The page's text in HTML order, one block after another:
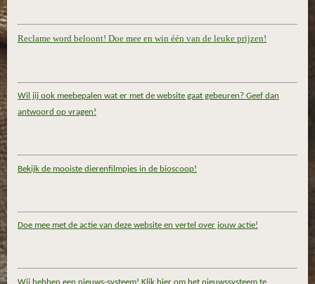
Reclame word beloont! Doe mee en win één van de leuke prijzen!
Wil jij ook meebepalen wat er met de website gaat gebeuren? Geef dan
antwoord op vragen!
Bekijk de mooiste dierenfilmpjes in de bioscoop!
Doe mee met de actie van deze website en vertel over jouw actie!
Wij hebben een nieuws-systeem! Klik hier om het nieuwssysteem te